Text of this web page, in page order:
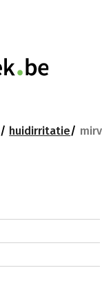
huidirritatie